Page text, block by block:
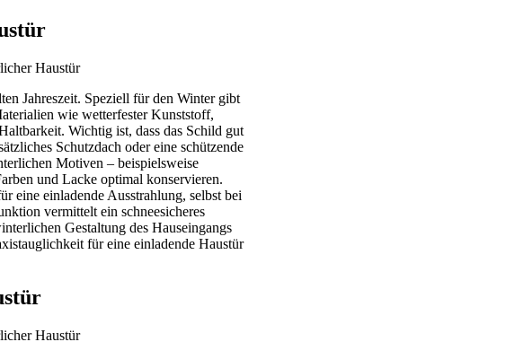
Jahreszeit. Speziell für den Winter gibt
wie wetterfester Kunststoff,
Wichtig ist, dass das Schild gut
Schutzdach oder eine schützende
Motiven – beispielsweise
und Lacke optimal konservieren.
eine einladende Ausstrahlung, selbst bei
vermittelt ein schneesicheres
Gestaltung des Hauseingangs
für eine einladende Haustür